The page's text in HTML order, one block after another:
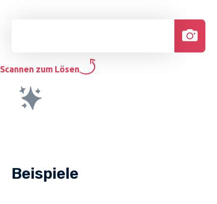
Scannen zum Lösen
Beispiele